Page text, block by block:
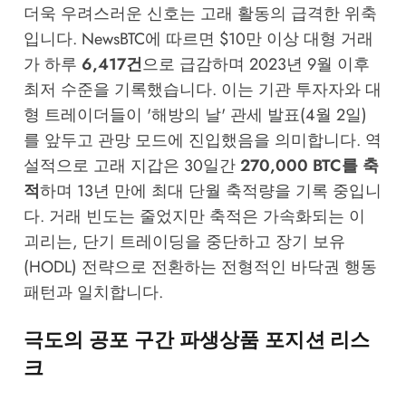
더욱 우려스러운 신호는 고래 활동의 급격한 위축
입니다. NewsBTC에 따르면 $10만 이상 대형 거래
가 하루 6,417건으로 급감하며 2023년 9월 이후
최저 수준을 기록했습니다. 이는 기관 투자자와 대
형 트레이더들이 '해방의 날' 관세 발표(4월 2일)
를 앞두고 관망 모드에 진입했음을 의미합니다. 역
설적으로 고래 지갑은 30일간270,000 BTC를 축
적하며 13년 만에 최대 단월 축적량을 기록 중입니
다. 거래 빈도는 줄었지만 축적은 가속화되는 이
괴리는, 단기 트레이딩을 중단하고 장기 보유
(HODL) 전략으로 전환하는 전형적인 바닥권 행동
패턴과 일치합니다.
극도의 공포 구간 파생상품 포지션 리스
크